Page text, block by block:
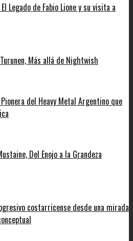
Legado de Fabio Lione y su visita a
Más allá de Nightwish
del Heavy Metal Argentino que
Del Enojo a la Grandeza
costarricense desde una mirada